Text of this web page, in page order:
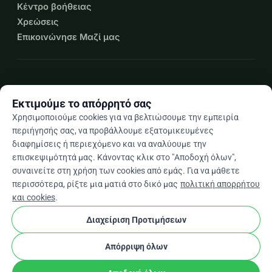
προσκαλούμε να σταθείτε πλάι μας και να αναγνωρίσετε
αυτό ως έναν τρόπο υποστήριξης του εδάφους για μια
κοινή υγιή ανθρωπότητα να καλλιεργηθεί. Μαζί, ας
Σας ευχαριστούμε εκ των προτέρων για την
γενναιοδωρία σας.
Η Δάφνη και η Νεφέλη, και η ομάδα του Uniting in Our
Humanity
Κέντρο βοήθειας
Χρεώσεις
Επικοινώνησε Μαζί μας
Elarrow_drop_down
★★★★★4,9 / 5 βάσει 500+ κριτικών
© 2012–2026
Όροι και προϋποθέσειςcookieΡυθμίσεις Cookies
Κατασκευασμένο στην Ευρώπη
Εκτιμούμε το απόρρητό σας
Χρησιμοποιούμε cookies για να βελτιώσουμε την εμπειρία
περιήγησής σας, να προβάλλουμε εξατομικευμένες
διαφημίσεις ή περιεχόμενο και να αναλύουμε την
επισκεψιμότητά μας. Κάνοντας κλικ στο "Αποδοχή όλων",
συναινείτε στη χρήση των cookies από εμάς. Για να μάθετε
περισσότερα, ρίξτε μια ματιά στο δικό μας πολιτική απορρήτου
και cookies.
Διαχείριση Προτιμήσεων
Απόρριψη όλων